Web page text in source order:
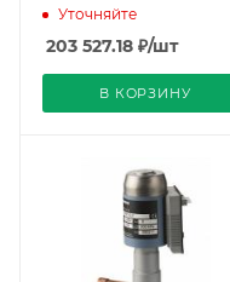
ходовой с
модулирующим
управлением,
соединение пайкой,
PN32, DN20, KVS 5, AC 24
Уточняйте
203 527.18 ₽/шт
В КОРЗИНУ